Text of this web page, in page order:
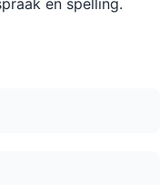
en spelling.